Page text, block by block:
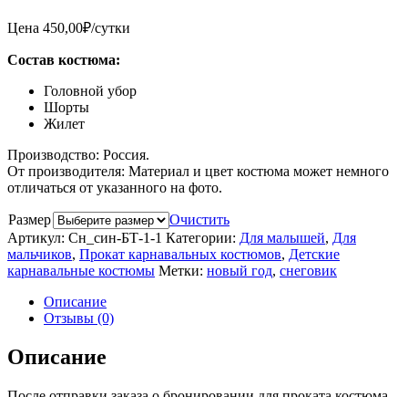
Цена 450,00₽/сутки
Состав костюма:
Головной убор
Шорты
Жилет
Производство: Россия.
От производителя: Материал и цвет костюма может немного
отличаться от указанного на фото.
Размер
Очистить
Артикул: Сн_син-БТ-1-1 Категории: Для малышей, Для
мальчиков, Прокат карнавальных костюмов, Детские
карнавальные костюмы Метки: новый год, снеговик
Описание
Отзывы (0)
Описание